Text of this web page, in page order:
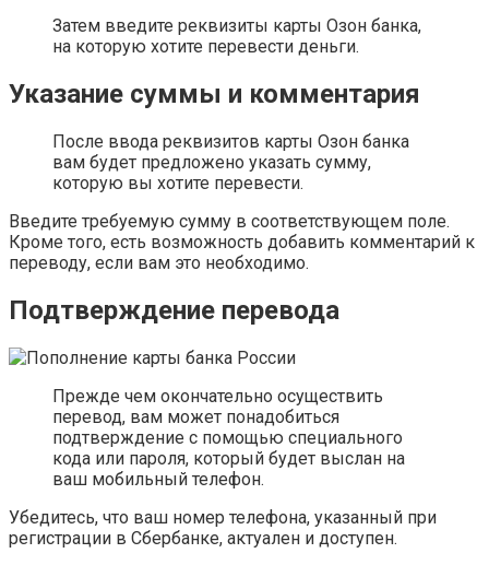
Затем введите реквизиты карты Озон банка,
на которую хотите перевести деньги.
Указание суммы и комментария
После ввода реквизитов карты Озон банка
вам будет предложено указать сумму,
которую вы хотите перевести.
Введите требуемую сумму в соответствующем поле.
Кроме того, есть возможность добавить комментарий к
переводу, если вам это необходимо.
Подтверждение перевода
Прежде чем окончательно осуществить
перевод, вам может понадобиться
подтверждение с помощью специального
кода или пароля, который будет выслан на
ваш мобильный телефон.
Убедитесь, что ваш номер телефона, указанный при
регистрации в Сбербанке, актуален и доступен.